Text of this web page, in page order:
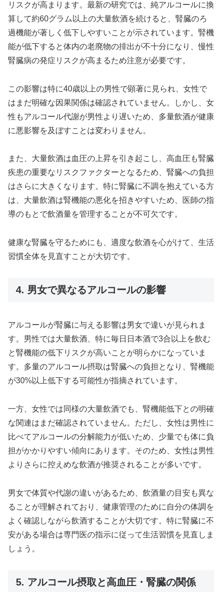
リスクが高まります。最新の研究では、純アルコールに換
算して約60グラム以上の大量飲酒を続けると、腎臓のろ
過機能が著しく低下しやすいことが示されています。腎機
能が低下すると体内の老廃物の排出が不十分になり、慢性
腎臓病の発症リスクが高まるため注意が必要です。
この影響は特に40歳以上の男性で顕著に見られ、女性で
はまだ明確な因果関係は確認されていません。しかし、女
性もアルコール代謝が男性より遅いため、多量飲酒が健康
に悪影響を及ぼすことは変わりません。
また、大量飲酒は血圧の上昇を引き起こし、高血圧も腎臓
疾患の重要なリスクファクターとなるため、腎臓への負担
はさらに大きくなります。特に腎臓に不調を抱えている方
は、大量飲酒は腎機能の悪化を招きやすいため、医師の指
導のもとで飲酒量を管理することが不可欠です。
健康な腎臓を守るためにも、適度な飲酒を心がけて、生活
習慣全体を見直すことが大切です。
4. 男女で異なるアルコールの影響
アルコールが腎臓に与える影響は男女で違いが見られま
す。男性では大量飲酒、特に毎日日本酒で3合以上を飲む
と腎機能の低下リスクが高いことが明らかになっていま
す。多量のアルコール摂取は腎臓への負担となり、腎機能
が30%以上低下する可能性が指摘されています。
一方、女性では同様の大量飲酒でも、腎機能低下との明確
な関連はまだ確認されていません。ただし、女性は男性に
比べてアルコールの分解能力が低いため、少量でも体に負
担がかかりやすい傾向にあります。そのため、女性は男性
よりさらに控えめな飲酒が推奨されることが多いです。
男女で体質や代謝の違いがあるため、飲酒量の目安も異な
ることが理解されており、健康管理のために自分の体調を
よく確認しながら飲酒することが大切です。特に腎臓に不
安がある場合は専門医の指示に従って生活習慣を見直しま
しょう。
5. アルコール摂取と高血圧・腎臓の関係